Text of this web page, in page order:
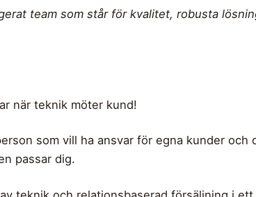
team som står för kvalitet, robusta
när teknik möter kund!
som vill ha ansvar för egna kunder
passar dig.